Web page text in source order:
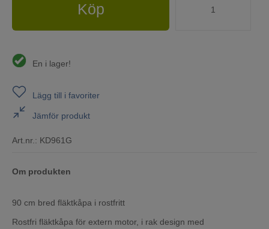
Köp
En i lager!
Lägg till i favoriter
Jämför produkt
Art.nr.: KD961G
Om produkten
90 cm bred fläktkåpa i rostfritt
Rostfri fläktkåpa för extern motor, i rak design med